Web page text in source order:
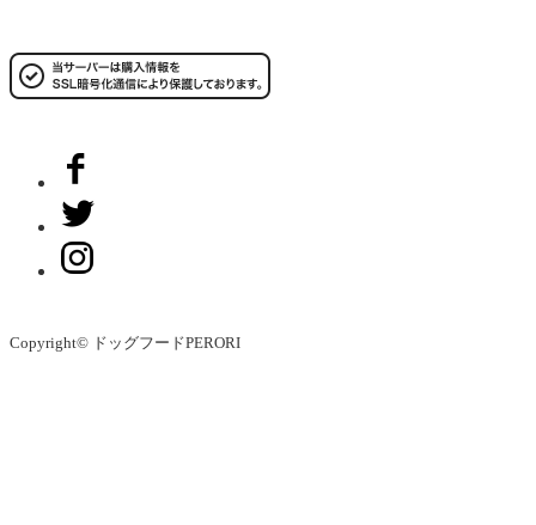
Copyright© ドッグフードPERORI